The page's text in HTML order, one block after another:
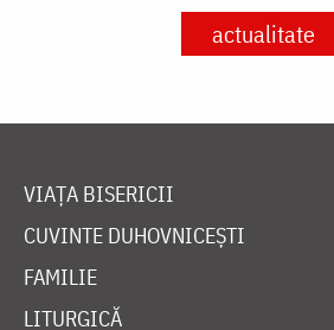
actualitate
VIAȚA BISERICII
CUVINTE DUHOVNICEȘTI
FAMILIE
LITURGICĂ